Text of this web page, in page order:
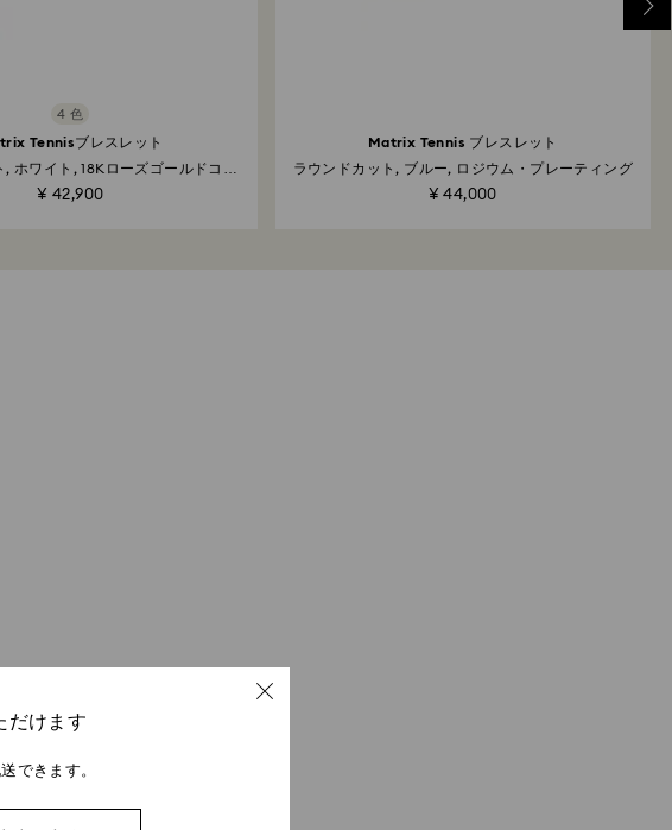
4 色
Tennisブレスレット
ホワイト, 18Kローズゴールドコー
ティング
¥ 42,900
Matrix Tennis ブレスレット
ラウンドカット, ブルー, ロジウム・プレーティング
¥ 44,000
だけます
できます。